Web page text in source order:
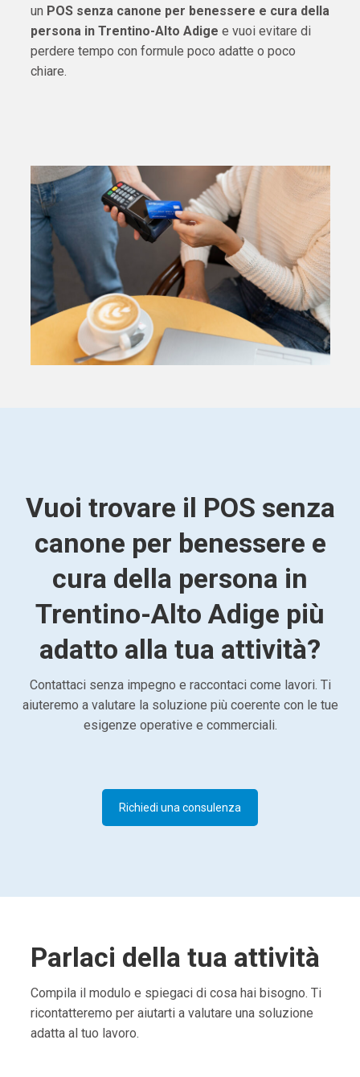
un POS senza canone per benessere e cura della
persona in Trentino-Alto Adige e vuoi evitare di
perdere tempo con formule poco adatte o poco
chiare.
Vuoi trovare il POS senza
canone per benessere e
cura della persona in
Trentino-Alto Adige più
adatto alla tua attività?
Contattaci senza impegno e raccontaci come lavori. Ti
aiuteremo a valutare la soluzione più coerente con le tue
esigenze operative e commerciali.
Richiedi una consulenza
Parlaci della tua attività
Compila il modulo e spiegaci di cosa hai bisogno. Ti
ricontatteremo per aiutarti a valutare una soluzione
adatta al tuo lavoro.